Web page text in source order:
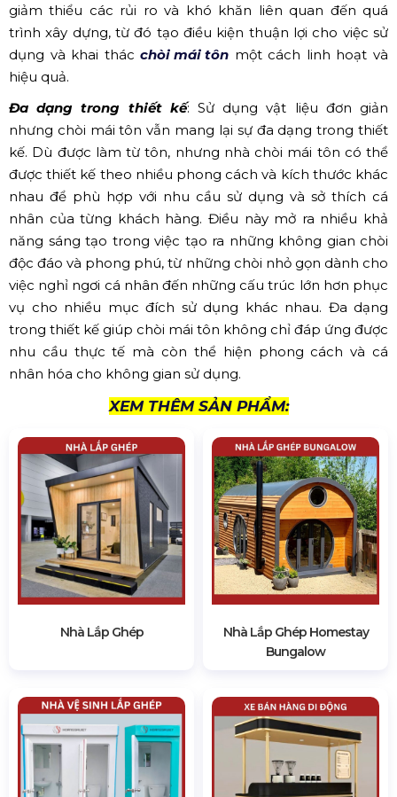
giảm thiểu các rủi ro và khó khăn liên quan đến quá
trình xây dựng, từ đó tạo điều kiện thuận lợi cho việc sử
dụng và khai thácchòi mái tôn một cách linh hoạt và
hiệu quả.
Đa dạng trong thiết kế: Sử dụng vật liệu đơn giản
nhưng chòi mái tôn vẫn mang lại sự đa dạng trong thiết
kế. Dù được làm từ tôn, nhưng nhà chòi mái tôn có thể
được thiết kế theo nhiều phong cách và kích thước khác
nhau để phù hợp với nhu cầu sử dụng và sở thích cá
nhân của từng khách hàng. Điều này mở ra nhiều khả
năng sáng tạo trong việc tạo ra những không gian chòi
độc đáo và phong phú, từ những chòi nhỏ gọn dành cho
việc nghỉ ngơi cá nhân đến những cấu trúc lớn hơn phục
vụ cho nhiều mục đích sử dụng khác nhau. Đa dạng
trong thiết kế giúp chòi mái tôn không chỉ đáp ứng được
nhu cầu thực tế mà còn thể hiện phong cách và cá
nhân hóa cho không gian sử dụng.
XEM THÊM SẢN PHẨM:
Nhà Lắp Ghép
Nhà Lắp Ghép Homestay
Bungalow